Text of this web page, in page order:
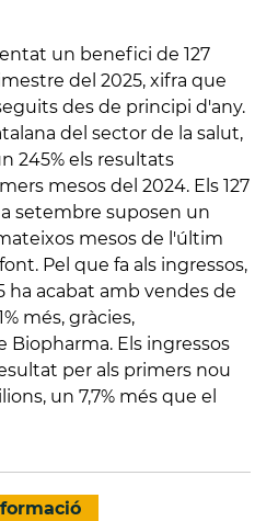
un benefici de 127
del 2025, xifra que
des de principi d'any.
del sector de la salut,
245% els resultats
mesos del 2024. Els 127
setembre suposen un
mesos de l'últim
Pel que fa als ingressos,
ha acabat amb vendes de
més, gràcies,
Els ingressos
per als primers nou
un 7,7% més que el